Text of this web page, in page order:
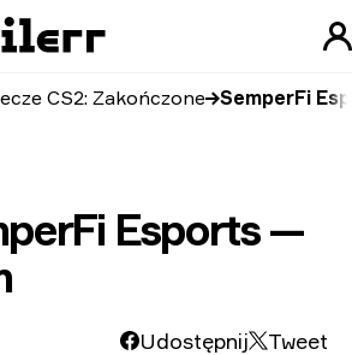
CS2: Zakończone SemperFi
Esports —
Udostępnij Tweet